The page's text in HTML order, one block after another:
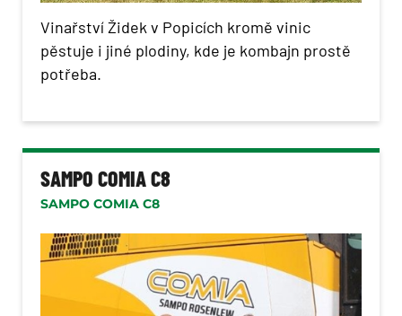
Vinařství Židek v Popicích kromě vinic
pěstuje i jiné plodiny, kde je kombajn prostě
potřeba.
SAMPO COMIA C8
SAMPO COMIA C8